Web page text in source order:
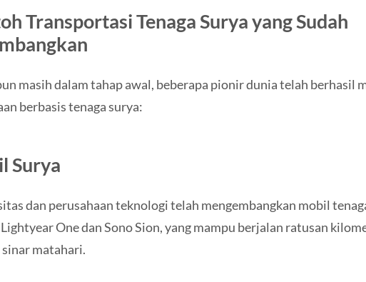
Transportasi Tenaga Surya yang Sudah
masih dalam tahap awal, beberapa pionir dunia telah berhasil
berbasis tenaga surya:
Surya
dan perusahaan teknologi telah mengembangkan mobil
One dan Sono Sion, yang mampu berjalan ratusan
sinar matahari.